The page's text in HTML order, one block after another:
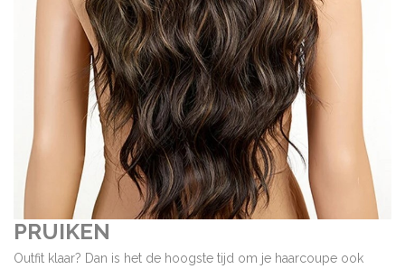
PRUIKEN
Outfit klaar? Dan is het de hoogste tijd om je haarcoupe ook